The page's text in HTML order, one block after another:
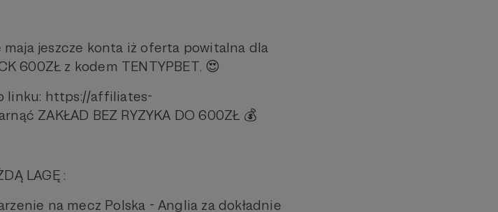
jeszcze konta iż oferta powitalna dla
600ZŁ z kodem TENTYPBET. 😍
linku: https://affiliates-
ZAKŁAD BEZ RYZYKA DO 600ZŁ 💰
LAGĘ :
na mecz Polska - Anglia za dokładnie